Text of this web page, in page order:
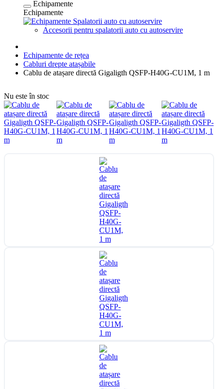
Echipamente
Echipamente
Spalatorii auto cu autoservire
Accesorii pentru spalatorii auto cu autoservire
Echipamente de rețea
Cabluri drepte atașabile
Cablu de atașare directă Gigaligth QSFP-H40G-CU1M, 1 m
Nu este în stoc